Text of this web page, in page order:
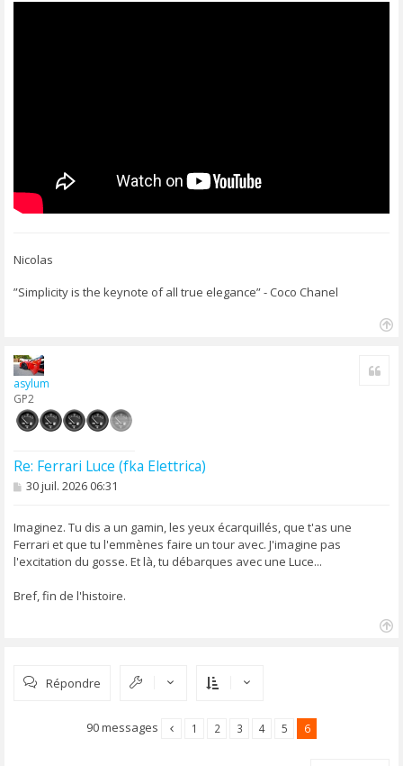
Nicolas
”Simplicity is the keynote of all true elegance” - Coco Chanel
asylum
GP2
Re: Ferrari Luce (fka Elettrica)
M
s
a
g
e
30 juil. 2026 06:31
Imaginez. Tu dis a un gamin, les yeux écarquillés, que t'as une
Ferrari et que tu l'emmènes faire un tour avec. J'imagine pas
l'excitation du gosse. Et là, tu débarques avec une Luce...
Bref, fin de l'histoire.
Répondre
90 messages 1 2 3 4 5 6